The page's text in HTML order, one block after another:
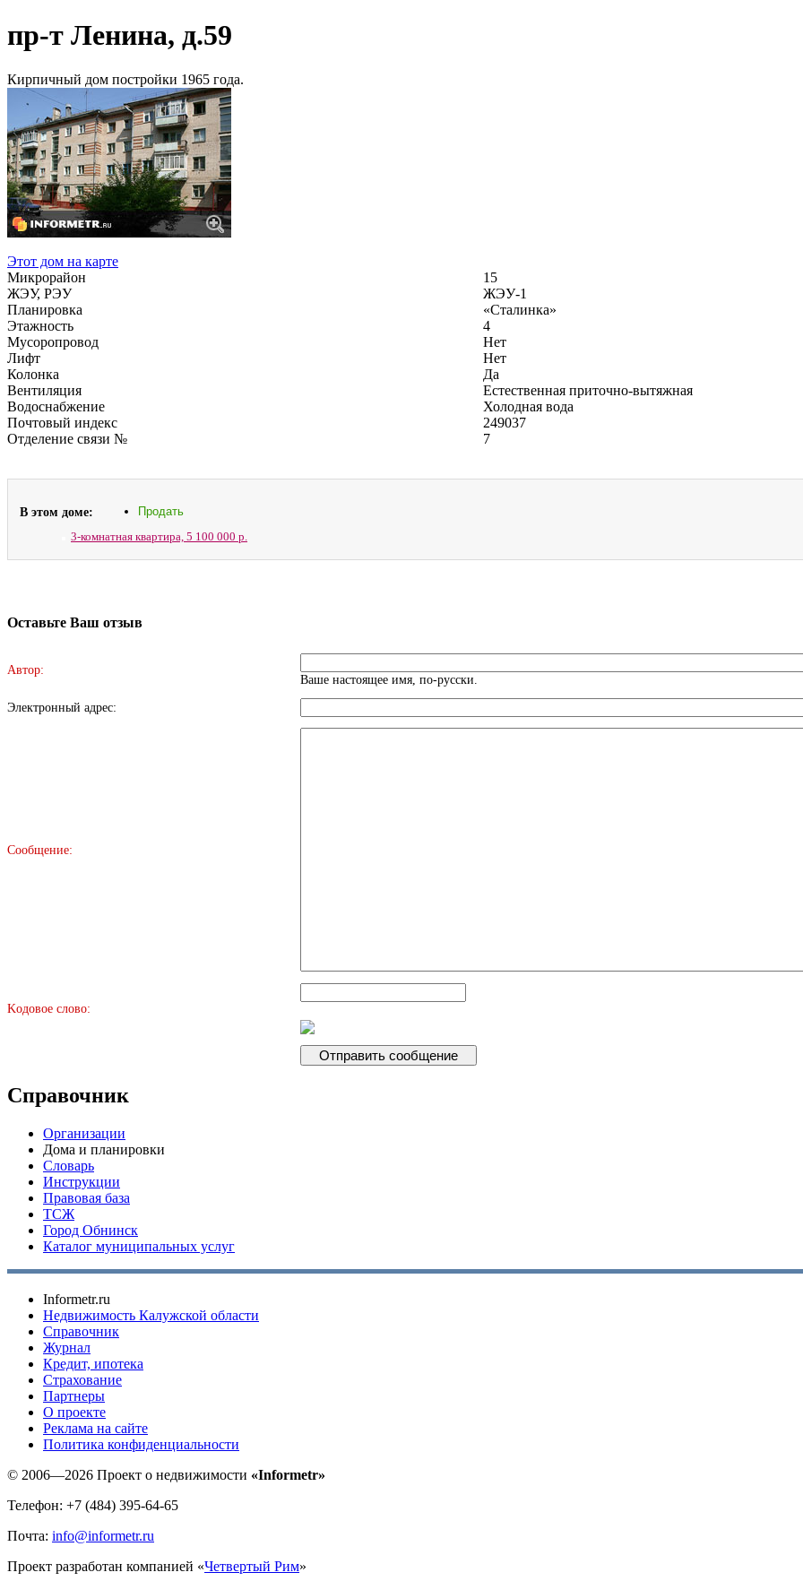
пр-т Ленина, д.59
Кирпичный дом постройки 1965 года.
Этот дом на карте
Микрорайон
15
ЖЭУ, РЭУ
ЖЭУ-1
Планировка
«Сталинка»
Этажность
4
Мусоропровод
Нет
Лифт
Нет
Колонка
Да
Вентиляция
Естественная приточно-вытяжная
Водоснабжение
Холодная вода
Почтовый индекс
249037
Отделение связи №
7
В этом доме: Продать
3-комнатная квартира, 5 100 000 р.
Оставьте Ваш отзыв
Автор:
Ваше настоящее имя, по-русски.
Электронный адрес:
Сообщение:
Kодовое слово:
Справочник
Организации
Дома и планировки
Словарь
Инструкции
Правовая база
ТСЖ
Город Обнинск
Каталог муниципальных услуг
Informetr.ru
Недвижимость Калужской области
Справочник
Журнал
Кредит, ипотека
Страхование
Партнеры
O проекте
Реклама на сайте
Политика конфиденциальности
© 2006—2026 Проект о недвижимости «Informetr»
Телефон: +7 (484) 395-64-65
Почта: info@informetr.ru
Проект разработан компанией «Четвертый Рим»